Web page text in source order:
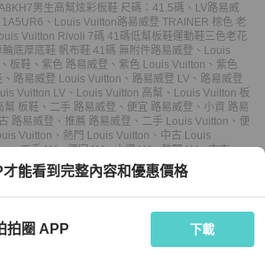
男生高幫炫彩板鞋 尺碼：41.5碼 、 LV路易威
、 Louis Vuitton路易威登 TRAINER 棕色 老
Vuitton Rivoli 7碼 41碼低幫板鞋運動鞋三色老花
底厚底鞋 帆布鞋 41碼 無附件路易威登 、 Louis
、 板鞋 、 紫色 路易威登 、 紫色 Louis Vuitton 、 紫色
、 路易威登 Louis Vuitton 、 路易威登 LV 、 路易威登
Vuitton LV 、 Louis Vuitton 高幫 、 Louis Vuitton 板
幫 板鞋 、 二手 路易威登 、 便宜 路易威登 、 小資 路易
路易威登 、 推薦 路易威登 、 二手 Louis Vuitton 、 便
Vuitton 、 熱門 Louis Vuitton 、 中古 Louis
、二手 LV、便宜 LV、小資 LV、熱門 LV、中古
便宜 高幫、小資 高幫、熱門 高幫、中古 高幫
、小資 板鞋、熱門 板鞋、中古 板鞋、
能看到完整內容和優惠價格
拍圈 APP 下載